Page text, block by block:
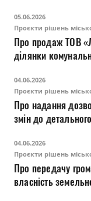
05.06.2026
Проєкти рішень
Про продаж ТОВ
ділянки комунальної
04.06.2026
Проєкти рішень
Про надання
змін до
вулиці
04.06.2026
Проєкти рішень
Про передачу
власність